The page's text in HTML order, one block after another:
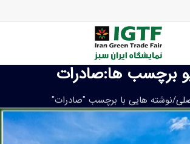
برچسب ها:صادرات
نوشته هایی با برچسب "صادرات"